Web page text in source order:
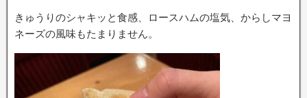
きゅうりのシャキッと食感、ロースハムの塩気、からしマヨ
ネーズの風味もたまりません。